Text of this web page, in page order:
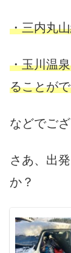
・三内丸
・玉川温
ることが
などでござ
さあ、出
か？